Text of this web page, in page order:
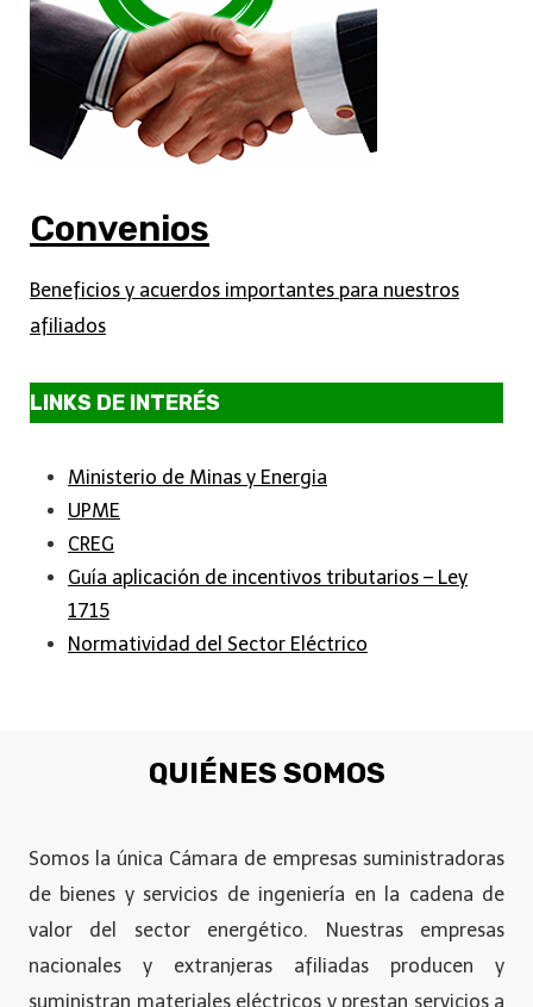
Convenios
Beneficios y acuerdos importantes para nuestros
afiliados
LINKS DE INTERÉS
Ministerio de Minas y Energia
UPME
CREG
Guía aplicación de incentivos tributarios – Ley
1715
Normatividad del Sector Eléctrico
QUIÉNES SOMOS
Somos la única Cámara de empresas suministradoras
de bienes y servicios de ingeniería en la cadena de
valor del sector energético. Nuestras empresas
nacionales y extranjeras afiliadas producen y
suministran materiales eléctricos y prestan servicios a